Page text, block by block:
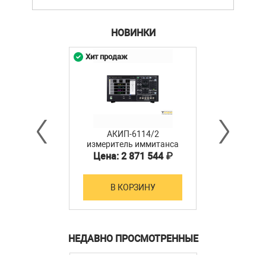
НОВИНКИ
АКИП-6114/2
измеритель иммитанса
Цена: 2 871 544 ₽
В КОРЗИНУ
Хит продаж
НЕДАВНО ПРОСМОТРЕННЫЕ